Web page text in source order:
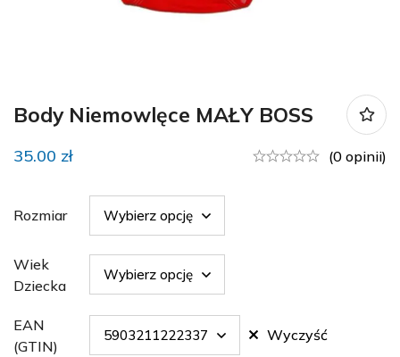
Body Niemowlęce MAŁY BOSS
35.00 zł (0 opinii)
Rozmiar
Wiek
Dziecka
EAN
(GTIN)
Wyczyść